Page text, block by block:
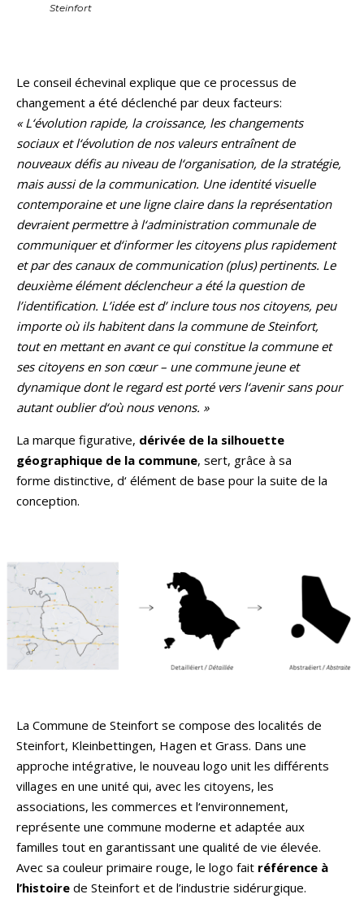
Steinfort
Le conseil échevinal explique que ce processus de
changement a été déclenché par deux facteurs:
« L‘évolution rapide, la croissance, les changements
sociaux et l‘évolution de nos valeurs entraînent de
nouveaux défis au niveau de l‘organisation, de la stratégie,
mais aussi de la communication. Une identité visuelle
contemporaine et une ligne claire dans la représentation
devraient permettre à l‘administration communale de
communiquer et d‘informer les citoyens plus rapidement
et par des canaux de communication (plus) pertinents. Le
deuxième élément déclencheur a été la question de
l’identification. L’idée est d’ inclure tous nos citoyens, peu
importe où ils habitent dans la commune de Steinfort,
tout en mettant en avant ce qui constitue la commune et
ses citoyens en son cœur – une commune jeune et
dynamique dont le regard est porté vers l‘avenir sans pour
autant oublier d‘où nous venons. »
La marque figurative, dérivée de la silhouette
géographique de la commune, sert, grâce à sa
forme distinctive, d‘ élément de base pour la suite de la
conception.
La Commune de Steinfort se compose des localités de
Steinfort, Kleinbettingen, Hagen et Grass. Dans une
approche intégrative, le nouveau logo unit les différents
villages en une unité qui, avec les citoyens, les
associations, les commerces et l‘environnement,
représente une commune moderne et adaptée aux
familles tout en garantissant une qualité de vie élevée.
Avec sa couleur primaire rouge, le logo fait référence à
l’histoire de Steinfort et de l’industrie sidérurgique.